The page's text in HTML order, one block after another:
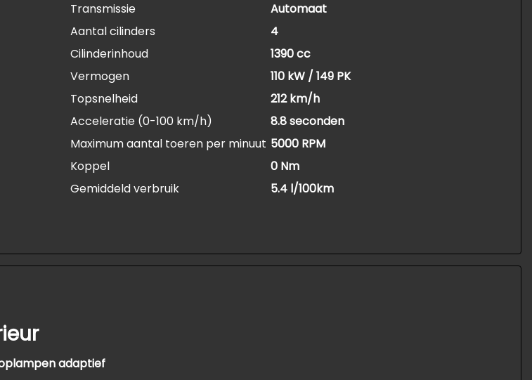
Transmissie
Automaat
Aantal cilinders
4
Cilinderinhoud
1390 cc
Vermogen
110 kW / 149 PK
Topsnelheid
212 km/h
Acceleratie (0-100 km/h)
8.8 seconden
Maximum aantal toeren per minuut 5000 RPM
Koppel
0 Nm
Gemiddeld verbruik
5.4 l/100km
adaptief